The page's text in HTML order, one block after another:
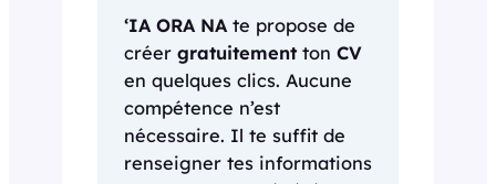
‘IA ORA NA te propose de
créer gratuitementton CV
en quelques clics. Aucune
compétence n’est
nécessaire. Il te suffit de
renseigner tes informations